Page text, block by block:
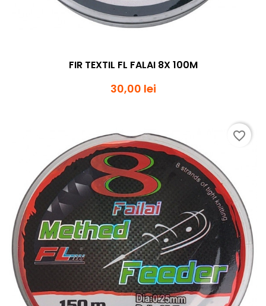
FIR TEXTIL FL FALAI 8X 100M
30,00 lei
favorite_border